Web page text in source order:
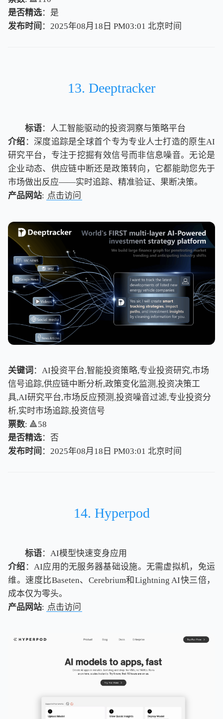
是否精选：是
发布时间 ：2025年08月18日 PM03:01 北京时间
北京时间
13. Deeptracker
标语：人工智能驱动的投资洞察与策略平台
介绍 ：深度追踪是全球首个专为专业人士打造的原生AI
研究平台，专注于挖掘有效信号而非信息噪音。无论是
企业动态、供应链中断还是政策转向，它都能助您先于
市场做出反应——实时追踪、精准验证、果断决策。
产品网站: 点击访问
关键词 ：AI投资平台,智能投资策略,专业投资研究,市场
信号追踪,供应链中断分析,政策变化监测,投资决策工
具,AI研究平台,市场反应预测,投资噪音过滤,专业投资分
析,实时市场追踪,投资信号
票数: 🔺58
是否精选：否
发布时间 ：2025年08月18日 PM03:01 北京时间
北京时间
14. Hyperpod
标语：AI模型快速变身应用
介绍 ：AI应用的无服务器基础设施。无需虚拟机，免运
维。速度比Baseten、Cerebrium和Lightning AI快三倍，
成本仅为零头。
产品网站: 点击访问